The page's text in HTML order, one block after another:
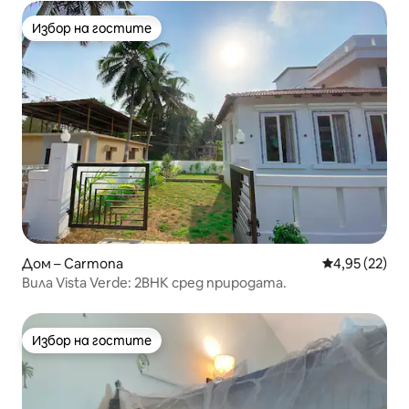
Избор на гостите
Избор на гостите
Дом – Carmona Средна
4,95 (22)
Вила Vista Verde: 2BHK сред природата.
Избор на гостите
Избор на гостите